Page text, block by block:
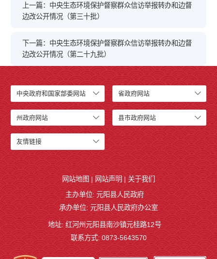
上一篇：中央生态环境保护督察群众信访举报转办和边督
边改公开情况（第三十批）
下一篇：中央生态环境保护督察群众信访举报转办和边督
边改公开情况（第二十九批）
中央政府和国家部委网站 省政府网站
州政府网站 县市政府网站
友情链接
网站地图 | 网站声明 | 关于我们
主办单位: 元阳县人民政府
承办单位: 元阳县人民政府办公室
地址: 红河州元阳县南沙镇元桂路12号
联系方式: 0873-5643570